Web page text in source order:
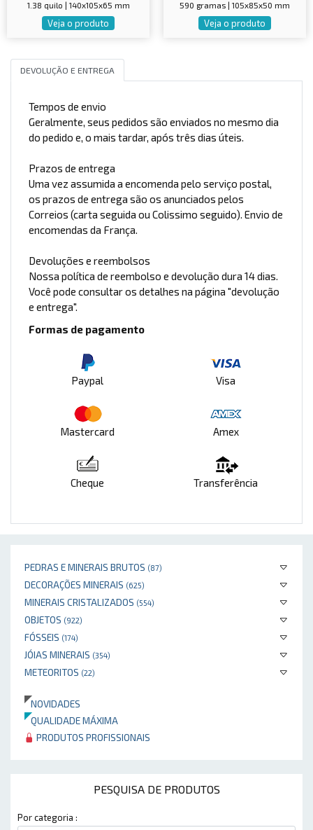
PEDRAS E MINERAIS BRUTOS (87)
DECORAÇÕES MINERAIS (625)
MINERAIS CRISTALIZADOS (554)
OBJETOS (922)
FÓSSEIS (174)
JÓIAS MINERAIS (354)
METEORITOS (22)
NOVIDADES
QUALIDADE MÁXIMA
PRODUTOS PROFISSIONAIS
PESQUISA DE PRODUTOS
Por categoria :
1.38 quilo | 140x105x65 mm
Veja o produto
590 gramas | 105x85x50 mm
Veja o produto
DEVOLUÇÃO E ENTREGA
Tempos de envio
Geralmente, seus pedidos são enviados no mesmo dia
do pedido e, o mais tardar, após três dias úteis.
Prazos de entrega
Uma vez assumida a encomenda pelo serviço postal,
os prazos de entrega são os anunciados pelos
Correios (carta seguida ou Colissimo seguido). Envio de
encomendas da França.
Devoluções e reembolsos
Nossa política de reembolso e devolução dura 14 dias.
Você pode consultar os detalhes na página "devolução
e entrega".
Formas de pagamento
Paypal Visa
Mastercard Amex
Cheque Transferência